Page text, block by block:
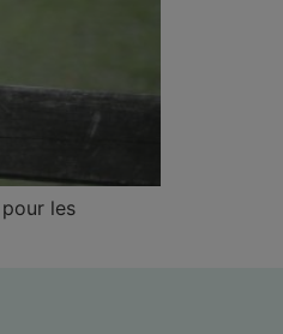
les